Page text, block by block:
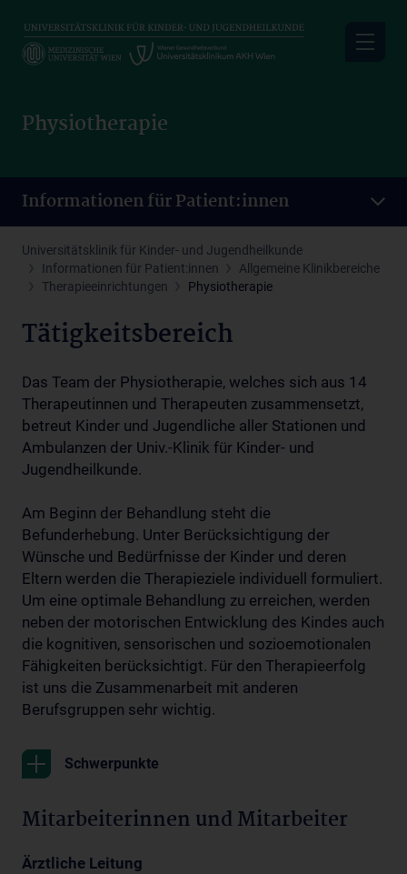
main
Physiotherapie
Informationen für Patient:innen
Universitätsklinik für Kinder- und Jugendheilkunde
Informationen für Patient:innen
Allgemeine Klinikbereiche
Therapieeinrichtungen
Physiotherapie
Tätigkeitsbereich
Das Team der Physiotherapie, welches sich aus 14
Therapeutinnen und Therapeuten zusammensetzt,
betreut Kinder und Jugendliche aller Stationen und
Ambulanzen der Univ.-Klinik für Kinder- und
Jugendheilkunde.
Am Beginn der Behandlung steht die
Befunderhebung. Unter Berücksichtigung der
Wünsche und Bedürfnisse der Kinder und deren
Eltern werden die Therapieziele individuell formuliert.
Um eine optimale Behandlung zu erreichen, werden
neben der motorischen Entwicklung des Kindes auch
die kognitiven, sensorischen und sozioemotionalen
Fähigkeiten berücksichtigt. Für den Therapieerfolg
ist uns die Zusammenarbeit mit anderen
Berufsgruppen sehr wichtig.
Schwerpunkte
Mitarbeiterinnen und Mitarbeiter
Ärztliche Leitung